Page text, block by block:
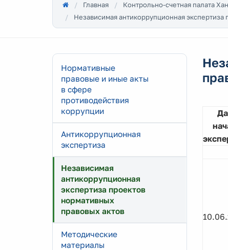
Главная Контрольно-счетная палата
Независимая антикоррупционная экспертиза
Нормативные
правовые и иные акты
в сфере
противодействия
коррупции
Антикоррупционная
экспертиза
Независимая
антикоррупционная
экспертиза проектов
нормативных
правовых актов
Методические
материалы